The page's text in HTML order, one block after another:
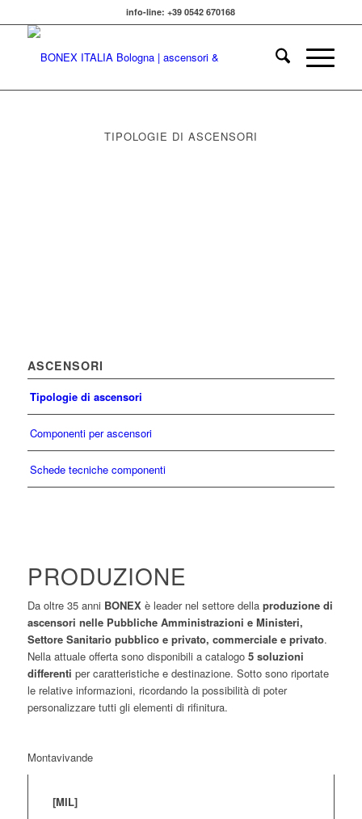
info-line: +39 0542 670168
TIPOLOGIE DI ASCENSORI
ASCENSORI
Tipologie di ascensori
Componenti per ascensori
Schede tecniche componenti
PRODUZIONE
Da oltre 35 anni BONEXè leader nel settore della produzione di
ascensori nelle Pubbliche Amministrazioni e Ministeri,
Settore Sanitario pubblico e privato, commerciale e privato.
Nella attuale offerta sono disponibili a catalogo 5 soluzioni
differenti per caratteristiche e destinazione. Sotto sono riportate
le relative informazioni, ricordando la possibilità di poter
personalizzare tutti gli elementi di rifinitura.
Montavivande
[MIL]